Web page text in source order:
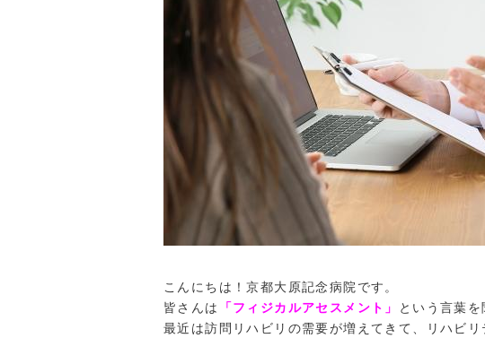
こんにちは！京都大原記念病院です。
皆さんは
「フィジカルアセスメント」
という言葉
最近は訪問リハビリの需要が増えてきて、リハビ